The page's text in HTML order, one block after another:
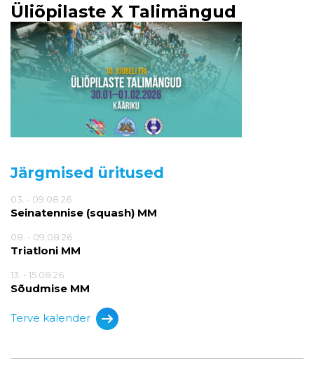
Üliõpilaste X Talimängud
Järgmised üritused
03. - 09.08.26
Seinatennise (squash) MM
08. - 09.08.26
Triatloni MM
13. - 15.08.26
Sõudmise MM
Terve kalender